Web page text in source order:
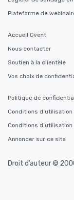
Plateforme de
Accueil Cvent
Nous contacter
Soutien à la clientèle
Vos choix de
Politique de
Conditions
Conditions
Annoncer sur ce site
Droit d’auteur ©